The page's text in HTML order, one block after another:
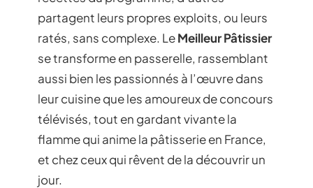
partagent leurs propres exploits, ou leurs
ratés, sans complexe. LeMeilleur Pâtissier
se transforme en passerelle, rassemblant
aussi bien les passionnés à l’œuvre dans
leur cuisine que les amoureux de concours
télévisés, tout en gardant vivante la
flamme qui anime la pâtisserie en France,
et chez ceux qui rêvent de la découvrir un
jour.